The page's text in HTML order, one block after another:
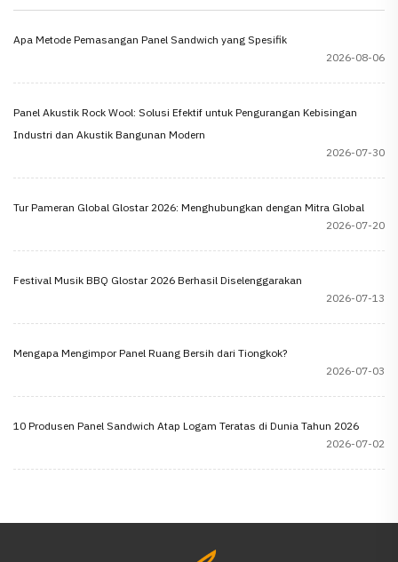
Apa Metode Pemasangan Panel Sandwich yang Spesifik
2026-08-06
Panel Akustik Rock Wool: Solusi Efektif untuk Pengurangan Kebisingan
Industri dan Akustik Bangunan Modern
2026-07-30
Tur Pameran Global Glostar 2026: Menghubungkan dengan Mitra Global
2026-07-20
Festival Musik BBQ Glostar 2026 Berhasil Diselenggarakan
2026-07-13
Mengapa Mengimpor Panel Ruang Bersih dari Tiongkok?
2026-07-03
10 Produsen Panel Sandwich Atap Logam Teratas di Dunia Tahun 2026
2026-07-02